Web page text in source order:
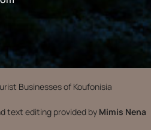
Businesses of Koufonisia
text editing provided by Mimis Nena